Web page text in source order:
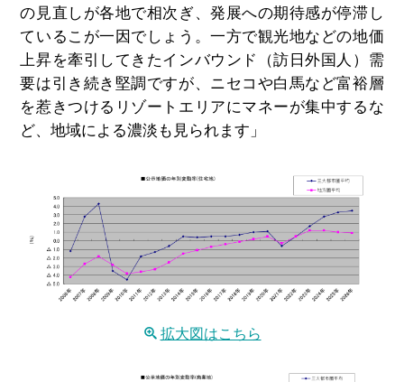
の見直しが各地で相次ぎ、発展への期待感が停滞し
ているこが一因でしょう。一方で観光地などの地価
上昇を牽引してきたインバウンド（訪日外国人）需
要は引き続き堅調ですが、ニセコや白馬など富裕層
を惹きつけるリゾートエリアにマネーが集中するな
ど、地域による濃淡も見られます」
拡大図はこちら